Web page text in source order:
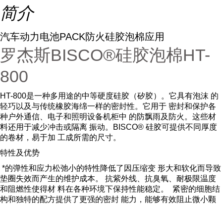
简介
汽车动力电池PACK防火硅胶泡棉应用
罗杰斯BISCO®硅胶泡棉HT-
800
HT-800是一种多用途的中等硬度硅胶（矽胶）。它具有泡沫 的
轻巧以及与传统橡胶海绵一样的密封性。它用于 密封和保护各
种户外通信、电子和照明设备机柜中 的防飘雨及防火。这些材
料还用于减少冲击或隔离 振动。BISCO® 硅胶可提供不同厚度
的卷材，易于加 工成所需的尺寸。
特性及优势
*的弹性和应力松弛小的特性降低了因压缩变 形大和软化而导致
垫圈失效而产生的维护成本。 抗紫外线、抗臭氧、耐极限温度
和阻燃性使得材 料在各种环境下保持性能稳定。 紧密的细胞结
构和独特的配方提供了更强的密封 能力，能够有效阻止微小颗